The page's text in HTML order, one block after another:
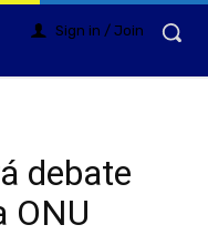
Sign in / Join
debate
ONU